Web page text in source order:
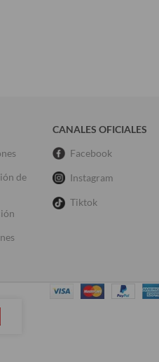
de
CANALES OFICIALES
Facebook
Instagram
Tiktok